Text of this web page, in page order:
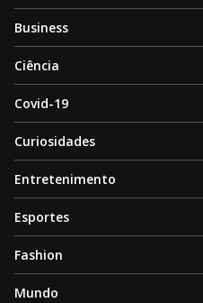
Business
Ciência
Covid-19
Curiosidades
Entretenimento
Esportes
Fashion
Mundo